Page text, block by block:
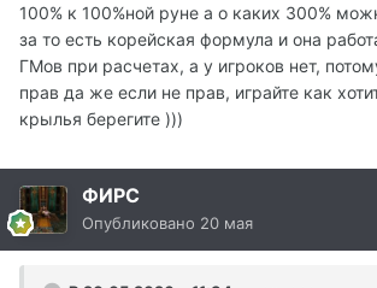
100% к 100%ной руне а о каких 300%
за то есть корейская формула и она
ГМов при расчетах, а у игроков нет,
прав да же если не прав, играйте как
крылья берегите )))
ФИРС
Опубликовано 20 мая